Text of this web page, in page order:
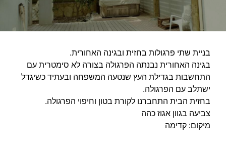
בניית שתי פרגולות בחזית ובגינה האחורית.
בגינה האחורית נבנתה הפרגולה בצורה לא סימטרית עם
התחשבות בגדילת העץ שנטעה המשפחה ובעתיד כשיגדל
ישתלב עם הפרגולה.
בחזית הבית התחברנו לקורת בטון וחיפוי הפרגולה.
צביעה בגוון אגוז כהה
מיקום: קדימה